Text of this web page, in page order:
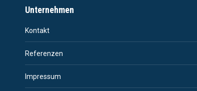
Unternehmen
Kontakt
Referenzen
Impressum